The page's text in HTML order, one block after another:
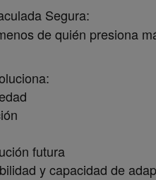
Segura:
de quién presiona
futura
y capacidad de